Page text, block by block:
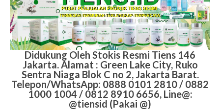
Didukung Oleh Stokis Resmi Tiens 146
Jakarta. Alamat : Green Lake City, Ruko
Sentra Niaga Blok C no 2, Jakarta Barat.
Telepon/WhatsApp: 0888 0101 2810 / 0882
1000 1004 / 0812 8910 6656, Line@:
@tiensid (Pakai @)